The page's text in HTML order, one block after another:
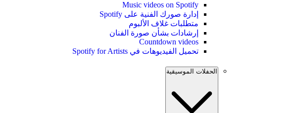
Music videos on Spotify
إدارة صورك الفنية على Spotify
متطلبات غلاف الألبوم
إرشادات بشأن صورة الفنان
Countdown videos
تحميل الفيديوهات في Spotify for Artists
الحفلات الموسيقية